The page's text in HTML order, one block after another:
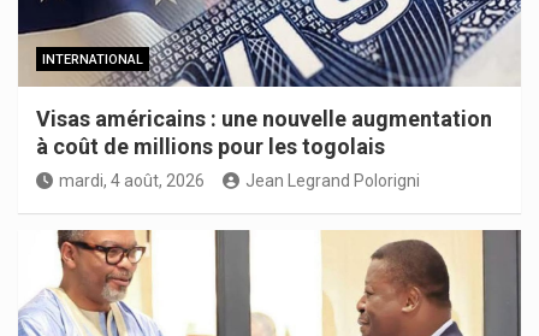
INTERNATIONAL
Visas américains : une nouvelle augmentation
à coût de millions pour les togolais
mardi, 4 août, 2026 Jean Legrand Polorigni